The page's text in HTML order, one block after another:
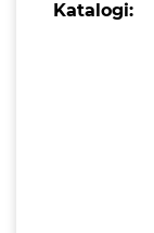
Katalogi: